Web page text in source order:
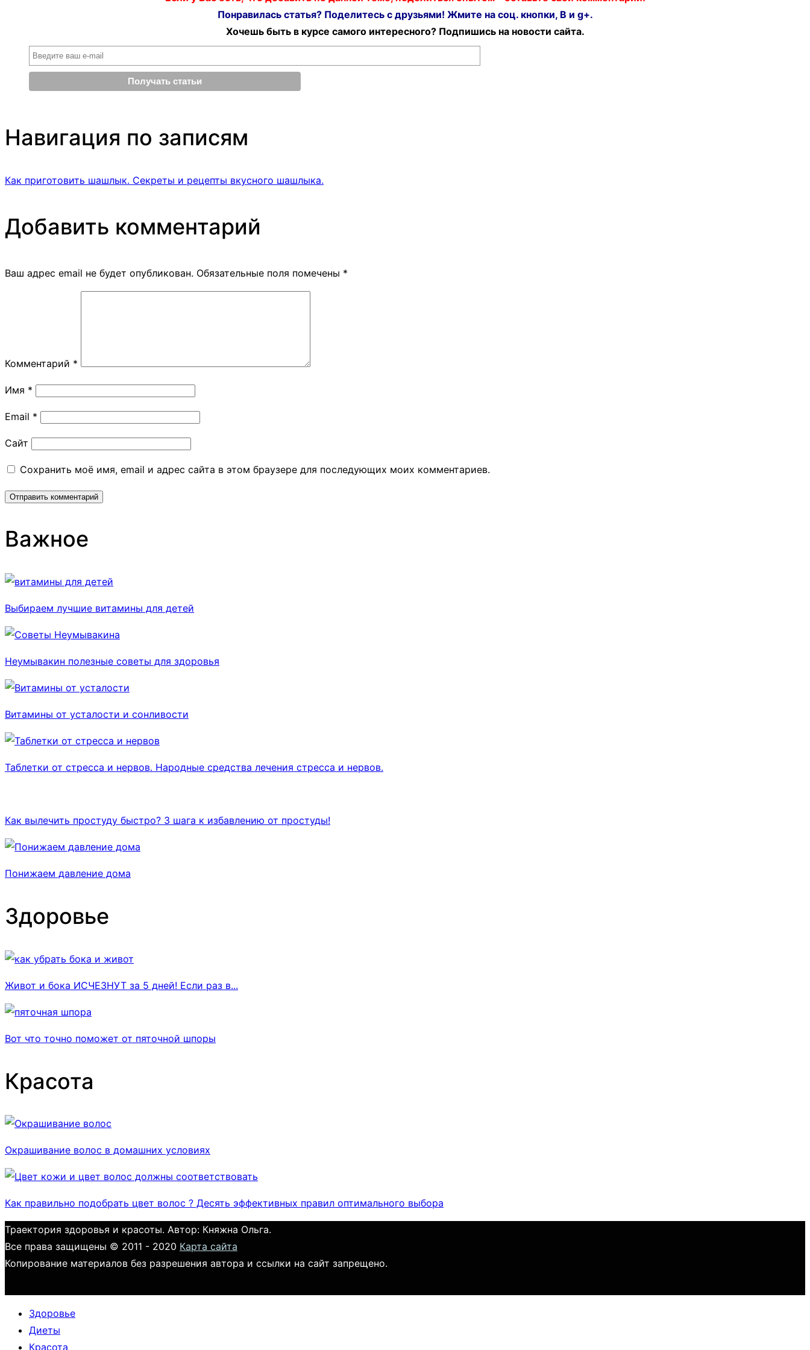
Понравилась статья? Поделитесь с друзьями! Жмите на соц. кнопки, В и g+.
Хочешь быть в курсе самого интересного? Подпишись на новости сайта.
Навигация по записям
Как приготовить шашлык. Секреты и рецепты вкусного шашлыка.
Добавить комментарий
Ваш адрес email не будет опубликован. Обязательные поля помечены *
Комментарий *
Имя *
Email *
Сайт
Сохранить моё имя, email и адрес сайта в этом браузере для последующих моих комментариев.
Важное
Выбираем лучшие витамины для детей
Неумывакин полезные советы для здоровья
Витамины от усталости и сонливости
Таблетки от стресса и нервов. Народные средства лечения стресса и нервов.
Как вылечить простуду быстро? 3 шага к избавлению от простуды!
Понижаем давление дома
Здоровье
Живот и бока ИСЧЕЗНУТ за 5 дней! Если раз в...
Вот что точно поможет от пяточной шпоры
Красота
Окрашивание волос в домашних условиях
Как правильно подобрать цвет волос ? Десять эффективных правил оптимального выбора
Траектория здоровья и красоты. Автор: Княжна Ольга.
Все права защищены © 2011 - 2020 Карта сайта
Копирование материалов без разрешения автора и ссылки на сайт запрещено.
Здоровье
Диеты
Красота